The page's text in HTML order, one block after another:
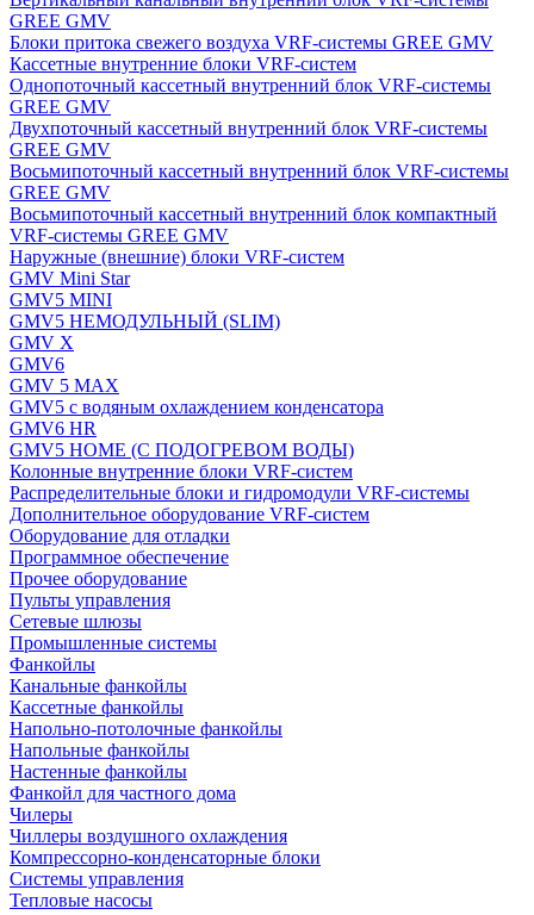
GREE GMV
Блоки притока свежего воздуха VRF-системы GREE GMV
Кассетные внутренние блоки VRF-систем
Однопоточный кассетный внутренний блок VRF-системы
GREE GMV
Двухпоточный кассетный внутренний блок VRF-системы
GREE GMV
Восьмипоточный кассетный внутренний блок VRF-системы
GREE GMV
Восьмипоточный кассетный внутренний блок компактный
VRF-системы GREE GMV
Наружные (внешние) блоки VRF-систем
GMV Mini Star
GMV5 MINI
GMV5 НЕМОДУЛЬНЫЙ (SLIM)
GMV X
GMV6
GMV 5 MAX
GMV5 с водяным охлаждением конденсатора
GMV6 HR
GMV5 HOME (С ПОДОГРЕВОМ ВОДЫ)
Колонные внутренние блоки VRF-систем
Распределительные блоки и гидромодули VRF-системы
Дополнительное оборудование VRF-систем
Оборудование для отладки
Программное обеспечение
Прочее оборудование
Пульты управления
Сетевые шлюзы
Промышленные системы
Фанкойлы
Канальные фанкойлы
Кассетные фанкойлы
Напольно-потолочные фанкойлы
Напольные фанкойлы
Настенные фанкойлы
Фанкойл для частного дома
Чилеры
Чиллеры воздушного охлаждения
Компрессорно-конденсаторные блоки
Системы управления
Тепловые насосы